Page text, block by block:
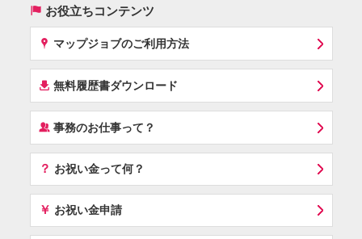
( お役立ちコンテンツ
x マップジョブのご利用方法
í 無料履歴書ダウンロード
‰事務のお仕事って？
？ お祝い金って何？
￥ お祝い金申請